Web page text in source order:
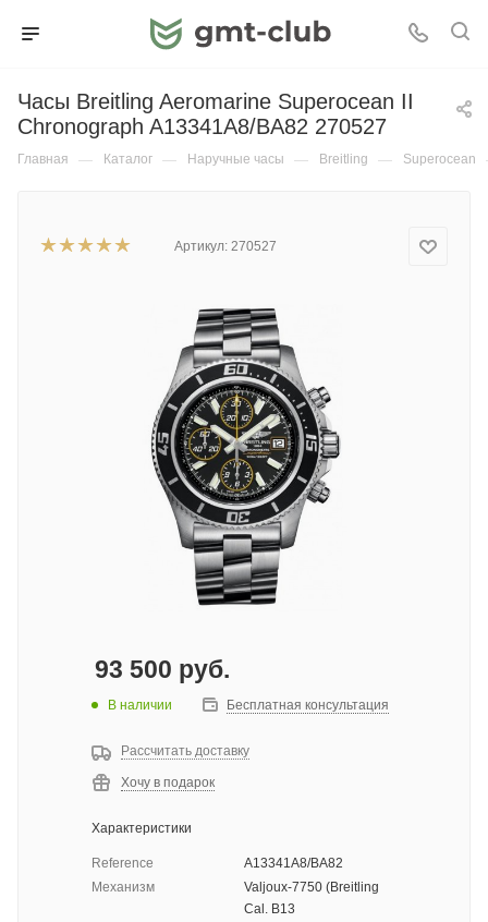
Часы Breitling Aeromarine Superocean II
Chronograph A13341A8/BA82 270527
Главная — Каталог — Наручные часы — Breitling — Superocean
Артикул: 270527
93 500 руб.
В наличии Бесплатная консультация
Рассчитать доставку
Хочу в подарок
Характеристики
Reference
A13341A8/BA82
Механизм
Valjoux-7750 (Breitling
Cal. B13